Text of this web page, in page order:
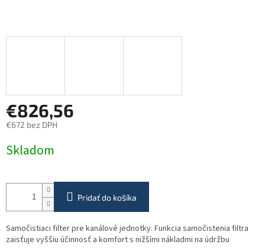
€826,56
€672 bez DPH
cena:
Skladom
Pridať do košíka
Samočistiaci filter pre kanálové jednotky. Funkcia samočistenia filtra
zaisťuje vyššiu účinnosť a komfort s nižšími nákladmi na údržbu